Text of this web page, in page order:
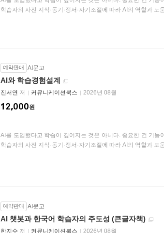
학습자의 사전 지식·동기·정서·자기조절에 따라 AI의 역할과 도
예약판매 AI문고
AI와 학습경험설계
진서연 저 커뮤니케이션북스 2026년 08월
12,000원
AI를 도입했다고 학습이 깊어지는 것은 아니다. 중요한 건 기
학습자의 사전 지식·동기·정서·자기조절에 따라 AI의 역할과 도
예약판매 AI문고
AI 챗봇과 한국어 학습자의 주도성 (큰글자책)
한지수 저 커뮤니케이션북스 2026년 08월